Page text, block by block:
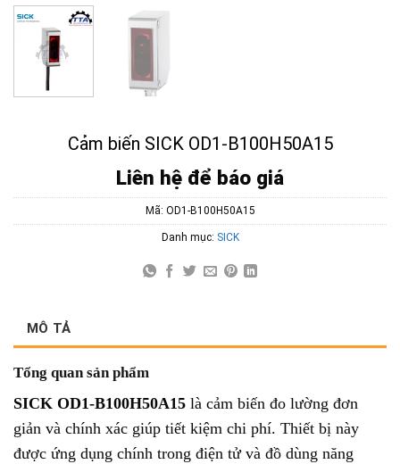
Cảm biến SICK OD1-B100H50A15
Liên hệ để báo giá
Mã: OD1-B100H50A15
Danh mục: SICK
MÔ TẢ
Tổng quan sản phẩm
SICK OD1-B100H50A15 là cảm biến đo lường đơn
giản và chính xác giúp tiết kiệm chi phí. Thiết bị này
được ứng dụng chính trong điện tử và đồ dùng năng